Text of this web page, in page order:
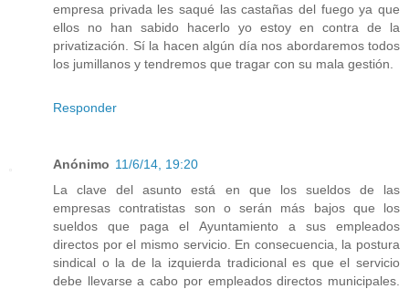
empresa privada les saqué las castañas del fuego ya que
ellos no han sabido hacerlo yo estoy en contra de la
privatización. Sí la hacen algún día nos abordaremos todos
los jumillanos y tendremos que tragar con su mala gestión.
Responder
Anónimo 11/6/14, 19:20
La clave del asunto está en que los sueldos de las
empresas contratistas son o serán más bajos que los
sueldos que paga el Ayuntamiento a sus empleados
directos por el mismo servicio. En consecuencia, la postura
sindical o la de la izquierda tradicional es que el servicio
debe llevarse a cabo por empleados directos municipales.